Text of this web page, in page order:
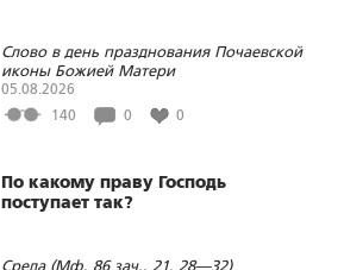
Слово в день празднования Почаевской
иконы Божией Матери
05.08.2026
140
0 0
По какому праву Господь
поступает так?
Среда (Мф, 86 зач., 21, 28—32)